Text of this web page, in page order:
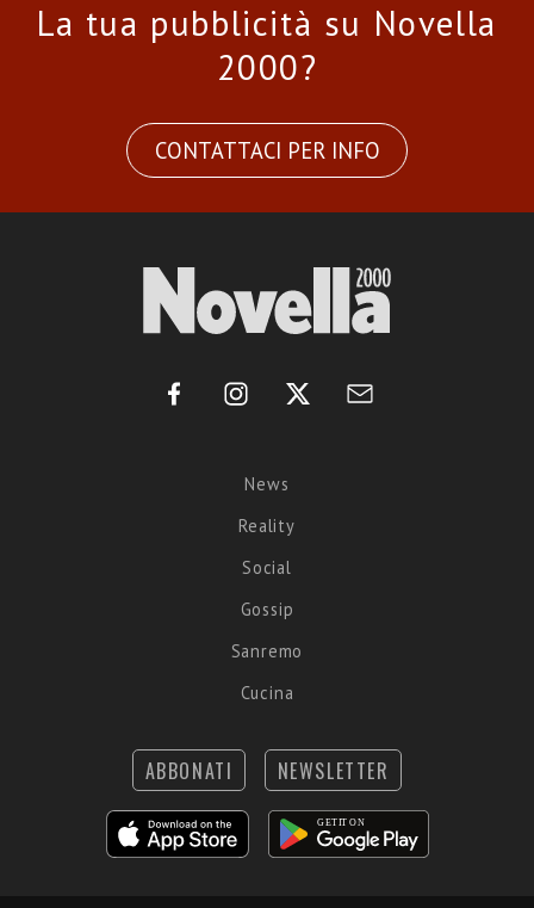
La tua pubblicità su Novella
2000?
CONTATTACI PER INFO
News
Reality
Social
Gossip
Sanremo
Cucina
ABBONATI NEWSLETTER